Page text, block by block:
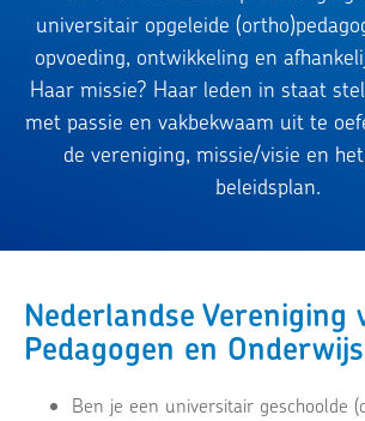
universitair opgeleide
opvoeding, ontwikkeling en
Haar missie? Haar leden in staat
met passie en vakbekwaam uit te
de vereniging, missie/visie en
beleidsplan.
Nederlandse Vereniging
Pedagogen en
Ben je een universitair geschoolde